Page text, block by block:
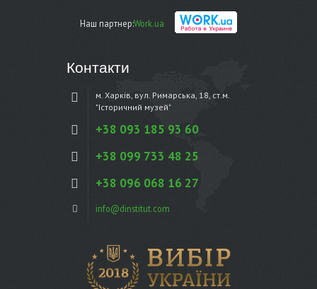
Наш партнер:Work.ua
Контакти
м. Харків, вул. Римарська, 18, ст.м.
"Історичний музей"
+38 093 185 93 60
+38 099 733 48 25
+38 096 068 16 27
info@dinstitut.com